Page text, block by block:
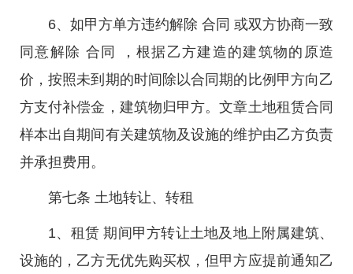
6、如甲方单方违约解除 合同 或双方协商一致
同意解除 合同 ，根据乙方建造的建筑物的原造
价，按照未到期的时间除以合同期的比例甲方向乙
方支付补偿金，建筑物归甲方。文章土地租赁合同
样本出自期间有关建筑物及设施的维护由乙方负责
并承担费用。
第七条 土地转让、转租
1、租赁 期间甲方转让土地及地上附属建筑、
设施的，乙方无优先购买权，但甲方应提前通知乙